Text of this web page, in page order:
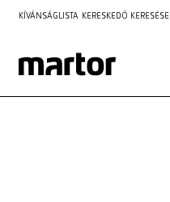
KÍVÁNSÁGLISTA KERESKEDŐ KERESÉSE